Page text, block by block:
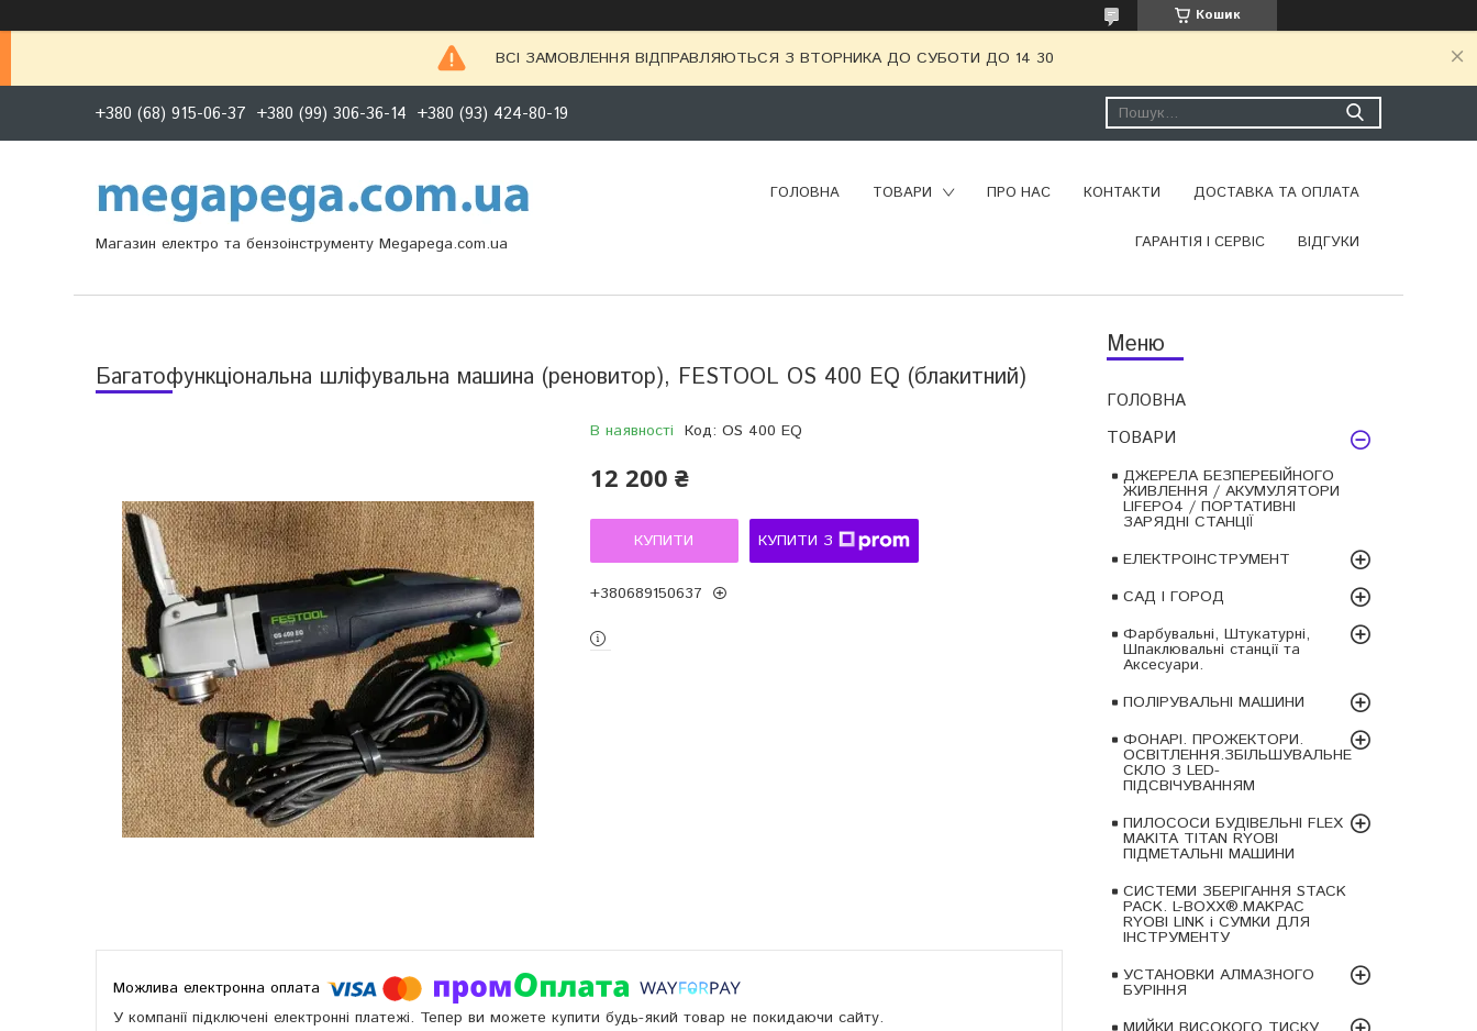
Кошик
ВСІ ЗАМОВЛЕННЯ ВІДПРАВЛЯЮТЬСЯ З ВТОРНИКА ДО СУБОТИ ДО 14 30
+380 (68) 915-06-37 +380 (99) 306-36-14 +380 (93) 424-80-19
Магазин електро та бензоінструменту Megapega.com.ua
ГОЛОВНА ТОВАРИ ПРО НАС КОНТАКТИ ДОСТАВКА ТА ОПЛАТА
ГАРАНТІЯ І СЕРВІС ВІДГУКИ
ГОЛОВНА
ТОВАРИ
ДЖЕРЕЛА БЕЗПЕРЕБІЙНОГО
ЖИВЛЕННЯ / АКУМУЛЯТОРИ
LIFEPO4 / ПОРТАТИВНІ
ЗАРЯДНІ СТАНЦІЇ
ЕЛЕКТРОІНСТРУМЕНТ
САД І ГОРОД
Фарбувальні, Штукатурні,
Шпаклювальні станції та
Аксесуари.
ПОЛІРУВАЛЬНІ МАШИНИ
ФОНАРІ. ПРОЖЕКТОРИ.
ОСВІТЛЕННЯ.ЗБІЛЬШУВАЛЬНЕ
СКЛО З LED-
ПІДСВІЧУВАННЯМ
ПИЛОСОСИ БУДІВЕЛЬНІ FLEX
MAKITA TITAN RYOBI
ПІДМЕТАЛЬНІ МАШИНИ
СИСТЕМИ ЗБЕРІГАННЯ STACK
PACK. L-BOXX®.MAKPAC
RYOBI LINK і СУМКИ ДЛЯ
ІНСТРУМЕНТУ
УСТАНОВКИ АЛМАЗНОГО
БУРІННЯ
Багатофункціональна шліфувальна машина (реновитор), FESTOOL OS 400 EQ (блакитний)
В наявності Код: OS 400 EQ
12 200 ₴
КУПИТИ КУПИТИ З
+380689150637
У компанії підключені електронні платежі. Тепер ви можете купити будь-який товар не покидаючи сайту.